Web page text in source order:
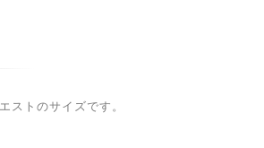
ストのサイズです。